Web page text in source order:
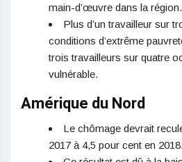
main-d’œuvre dans la région.
Plus d’un travailleur sur
conditions d’extrême
trois travailleurs sur quatre
vulnérable.
Amérique du Nord
Le chômage devrait
2017 à 4,5 pour cent en 2018.